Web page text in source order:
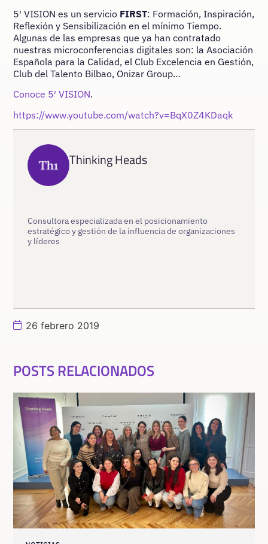
5′ VISION es un servicio FIRST: Formación, Inspiración,
Reflexión y Sensibilización en el mínimo Tiempo.
Algunas de las empresas que ya han contratado
nuestras microconferencias digitales son: la Asociación
Española para la Calidad, el Club Excelencia en Gestión,
Club del Talento Bilbao, Onizar Group…
Conoce 5′ VISION.
https://www.youtube.com/watch?v=BqX0Z4KDaqk
Thinking Heads
Consultora especializada en el posicionamiento
estratégico y gestión de la influencia de organizaciones
y líderes
26 febrero 2019
POSTS RELACIONADOS